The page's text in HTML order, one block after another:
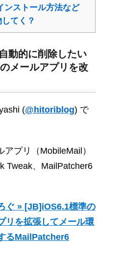
ストール方法など
てく？
動的に削除したい
メールアプリを改
(@hitoriblog) で
プリ（MobileMail）
Tweak、MailPatcher6
ぐ » [JB]iOS6.1標準の
リを拡張してメール環
るMailPatcher6